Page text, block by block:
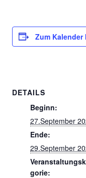
Zum
DETAILS
Beginn:
27.September
Ende:
29.September
gorie: